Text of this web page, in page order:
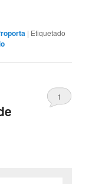
| Etiquetado
1